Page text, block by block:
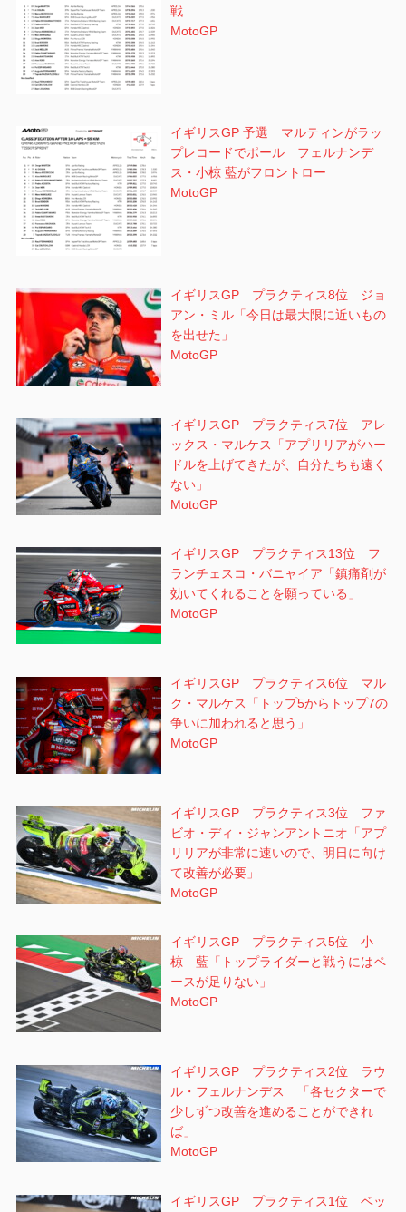
戦
MotoGP
イギリスGP 予選 マルティンがラッ
プレコードでポール フェルナンデ
ス・小椋 藍がフロントロー
MotoGP
イギリスGP プラクティス8位 ジョ
アン・ミル「今日は最大限に近いもの
を出せた」
MotoGP
イギリスGP プラクティス7位 アレ
ックス・マルケス「アプリリアがハー
ドルを上げてきたが、自分たちも遠く
ない」
MotoGP
イギリスGP プラクティス13位 フ
ランチェスコ・バニャイア「鎮痛剤が
効いてくれることを願っている」
MotoGP
イギリスGP プラクティス6位 マル
ク・マルケス「トップ5からトップ7の
争いに加われると思う」
MotoGP
イギリスGP プラクティス3位 ファ
ビオ・ディ・ジャンアントニオ「アプ
リリアが非常に速いので、明日に向け
て改善が必要」
MotoGP
イギリスGP プラクティス5位 小
椋 藍「トップライダーと戦うにはペ
ースが足りない」
MotoGP
イギリスGP プラクティス2位 ラウ
ル・フェルナンデス 「各セクターで
少しずつ改善を進めることができれ
ば」
MotoGP
イギリスGP プラクティス1位 ベッ